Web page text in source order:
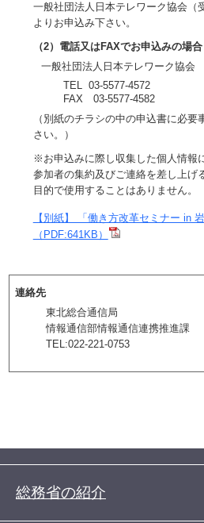
一般社団法人日本テレワーク協会（
よりお申込み下さい。
（2）電話又はFAXでお申込みの場合
一般社団法人日本テレワーク協会
TEL 03-5577-4572
FAX 03-5577-4582
（別紙のチラシの中の申込書に必
さい。）
※お申込みに際し収集した個人情報
参加者の集約及びご連絡を差し上げ
目的で使用することはありません。
【別紙】 「働き方改革セミナー in
（PDF:641KB）
連絡先
東北総合通信局
情報通信部情報通信連携推進課
TEL:022-221-0753
総務省の紹介